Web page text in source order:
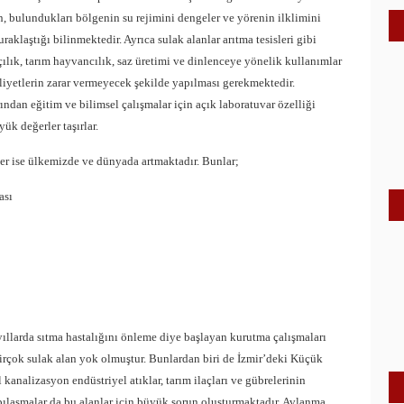
bulundukları bölgenin su rejimini dengeler ve yörenin ilklimini
bilinmektedir. Ayrıca sulak alanlar arıtma tesisleri gibi
tarım hayvancılık, saz üretimi ve dinlenceye yönelik kullanımlar
zarar vermeyecek şekilde yapılması gerekmektedir.
eğitim ve bilimsel çalışmalar için açık laboratuvar özelliği
değerler taşırlar.
ülkemizde ve dünyada artmaktadır. Bunlar;
sıtma hastalığını önleme diye başlayan kurutma çalışmaları
sulak alan yok olmuştur. Bunlardan biri de İzmir’deki Küçük
endüstriyel atıklar, tarım ilaçları ve gübrelerinin